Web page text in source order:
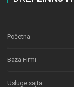
Početna
Baza Firmi
Usluge sajta